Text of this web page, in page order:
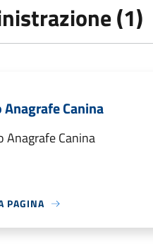
(1)
Canina
Anagrafe Canina
PAGINA